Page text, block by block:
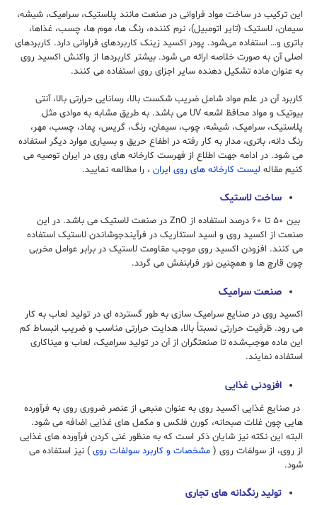
این ترکیب در ساخت مواد فراوانی در صنعت مانند پلاستیک، سرامیک، شیشه،
سیمان، لاستیک (تایر اتومبیل)، نرم کننده، رنگ ها، موم ها، چسب، غذاها،
باتری و… استفاده می‌شود. پودر اکسید زینک کاربردهای فراوانی دارد. کاربردهای
اصلی آن به صورت خلاصه ارائه می شود. بیشتر کاربردها از واکنش اکسید روی
به عنوان ماده تشکیل دهنده سایر اجزای روی استفاده می کنند.
کاربرد آن در علم مواد شامل ضریب شکست بالا، رسانایی حرارتی بالا، آنتی
بیوتیک و مواد محافظ اشعه UV می باشد. به طریق مشابه به موادی مثل
پلاستیک، سرامیک، شیشه، چوب، سیمان، رنگ، گریس، پماد، چسب، مهر،
رنگ دانه، باتری، مدار به کار رفته در اطفاع حریق و بسیاری موارد دیگر استفاده
می شود. در ادامه جهت اطلاع از فهرست کارخانه های روی در ایران توصیه می
کنیم مقاله لیست کارخانه های روی ایران ، را مطالعه نمایید.
ساخت لاستیک
بین ۵۰ تا ۶۰ درصد استفاده از ZnO در صنعت لاستیک می باشد. در این
صنعت از اکسید روی و اسید استئاریک در فرآیندجوشاندن لاستیک استفاده
می کنند. افزودن اکسید روی موجب مقاومت لاستیک در برابر عوامل مخربی
چون قارچ ها و همچنین نور فرابنفش می گردد.
صنعت سرامیک
اکسید روی در صنایع سرامیک سازی به طور گسترده ای در تولید لعاب به کار
می رود. ظرفیت حرارتی نسبتاً بالا، هدایت حرارتی مناسب و ضریب انبساط کم
این ماده موجب‌شده تا صنعتگران از آن در تولید سرامیک، لعاب و میناکاری
استفاده نمایند.
افزودنی غذایی
در صنایع غذایی اکسید روی به عنوان منبعی از عنصر ضروری روی به فرآورده
هایی چون غلات صبحانه، کورن فلکس و مکمل های غذایی اضافه می شود.
البته این نکته نیز شایان ذکر است که به منظور غنی کردن فرآورده های غذایی
از روی، از سولفات روی ( مشخصات و کاربرد سولفات روی ) نیز استفاده می
شود.
تولید رنگدانه های تجاری